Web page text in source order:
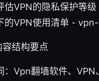
估VPN的隐私保护等
的VPN使用清单 -
结构要点
：Vpn翻墙软件、